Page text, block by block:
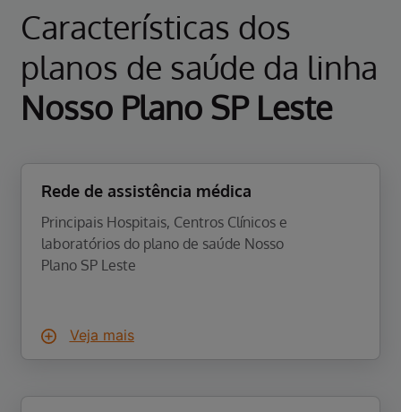
Características dos
planos de saúde da linha
Nosso Plano SP Leste
Rede de assistência médica
Principais Hospitais, Centros Clínicos e
laboratórios do plano de saúde Nosso
Plano SP Leste
Veja mais